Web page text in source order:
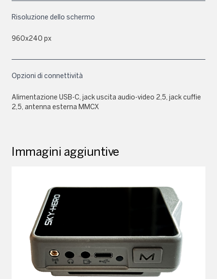
Risoluzione dello schermo
960x240 px
Opzioni di connettività
Alimentazione USB-C, jack uscita audio-video 2,5, jack cuffie
2,5, antenna esterna MMCX
Immagini aggiuntive